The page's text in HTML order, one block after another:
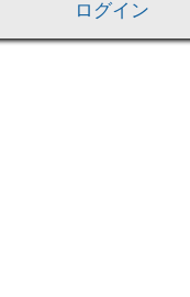
ログイン